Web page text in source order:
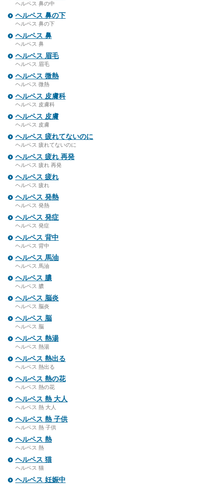
ヘルペス 鼻の中
ヘルペス 鼻の下
ヘルペス 鼻の下
ヘルペス 鼻
ヘルペス 鼻
ヘルペス 眉毛
ヘルペス 眉毛
ヘルペス 微熱
ヘルペス 微熱
ヘルペス 皮膚科
ヘルペス 皮膚科
ヘルペス 皮膚
ヘルペス 皮膚
ヘルペス 疲れてないのに
ヘルペス 疲れてないのに
ヘルペス 疲れ 再発
ヘルペス 疲れ 再発
ヘルペス 疲れ
ヘルペス 疲れ
ヘルペス 発熱
ヘルペス 発熱
ヘルペス 発症
ヘルペス 発症
ヘルペス 背中
ヘルペス 背中
ヘルペス 馬油
ヘルペス 馬油
ヘルペス 膿
ヘルペス 膿
ヘルペス 脳炎
ヘルペス 脳炎
ヘルペス 脳
ヘルペス 脳
ヘルペス 熱湯
ヘルペス 熱湯
ヘルペス 熱出る
ヘルペス 熱出る
ヘルペス 熱の花
ヘルペス 熱の花
ヘルペス 熱 大人
ヘルペス 熱 大人
ヘルペス 熱 子供
ヘルペス 熱 子供
ヘルペス 熱
ヘルペス 熱
ヘルペス 猫
ヘルペス 猫
ヘルペス 妊娠中